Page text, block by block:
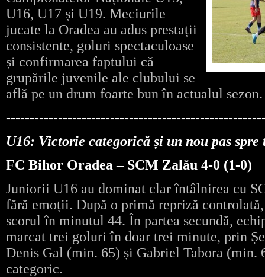
U16, U17 și U19. Meciurile
jucate la Oradea au adus prestații
consistente, goluri spectaculoase
și confirmarea faptului că
grupările juvenile ale clubului se
află pe un drum foarte bun în actualul sezon.
U16: Victorie categorică și un nou pas
FC Bihor Oradea – SCM Zalău 4-0 (1-0)
Juniorii U16 au dominat clar întâlnirea cu
fără emoții. După o primă repriză
scorul în minutul 44. În partea secundă,
marcat trei goluri în doar trei minute, prin
Denis Gal (min. 65) și Gabriel Tabora (min.
categoric.